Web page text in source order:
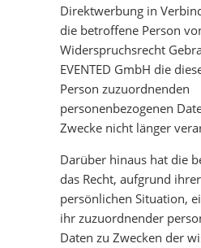
Direktwerbung in
die betroffene Person
Widerspruchsrecht
EVENTED GmbH die
Person zuzuordnenden
personenbezogenen
Zwecke nicht länger
Darüber hinaus hat die
das Recht, aufgrund
persönlichen Situation,
ihr zuzuordnender
Daten zu Zwecken der